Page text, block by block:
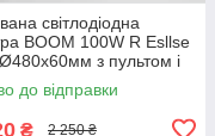
світлодіодна
BOOM 100W R Esllse
з пультом і
для смартфону
220V IP20
до відправки
₴ 2 250 ₴